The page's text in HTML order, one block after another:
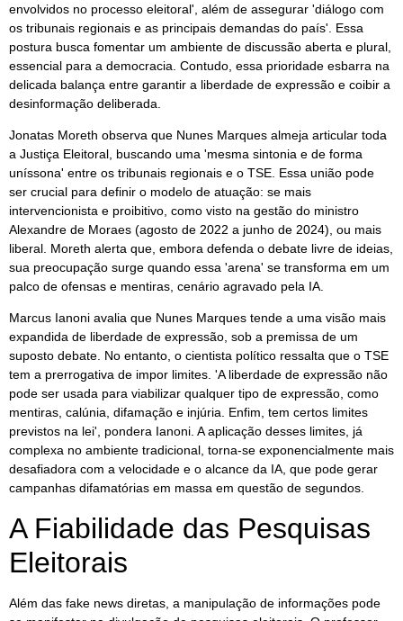
envolvidos no processo eleitoral', além de assegurar 'diálogo com
os tribunais regionais e as principais demandas do país'. Essa
postura busca fomentar um ambiente de discussão aberta e plural,
essencial para a democracia. Contudo, essa prioridade esbarra na
delicada balança entre garantir a liberdade de expressão e coibir a
desinformação deliberada.
Jonatas Moreth observa que Nunes Marques almeja articular toda
a Justiça Eleitoral, buscando uma 'mesma sintonia e de forma
uníssona' entre os tribunais regionais e o TSE. Essa união pode
ser crucial para definir o modelo de atuação: se mais
intervencionista e proibitivo, como visto na gestão do ministro
Alexandre de Moraes (agosto de 2022 a junho de 2024), ou mais
liberal. Moreth alerta que, embora defenda o debate livre de ideias,
sua preocupação surge quando essa 'arena' se transforma em um
palco de ofensas e mentiras, cenário agravado pela IA.
Marcus Ianoni avalia que Nunes Marques tende a uma visão mais
expandida de liberdade de expressão, sob a premissa de um
suposto debate. No entanto, o cientista político ressalta que o TSE
tem a prerrogativa de impor limites. 'A liberdade de expressão não
pode ser usada para viabilizar qualquer tipo de expressão, como
mentiras, calúnia, difamação e injúria. Enfim, tem certos limites
previstos na lei', pondera Ianoni. A aplicação desses limites, já
complexa no ambiente tradicional, torna-se exponencialmente mais
desafiadora com a velocidade e o alcance da IA, que pode gerar
campanhas difamatórias em massa em questão de segundos.
A Fiabilidade das Pesquisas
Eleitorais
Além das fake news diretas, a manipulação de informações pode